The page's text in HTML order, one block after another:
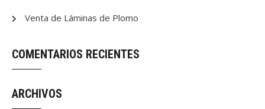
Venta de Láminas de Plomo
COMENTARIOS RECIENTES
ARCHIVOS